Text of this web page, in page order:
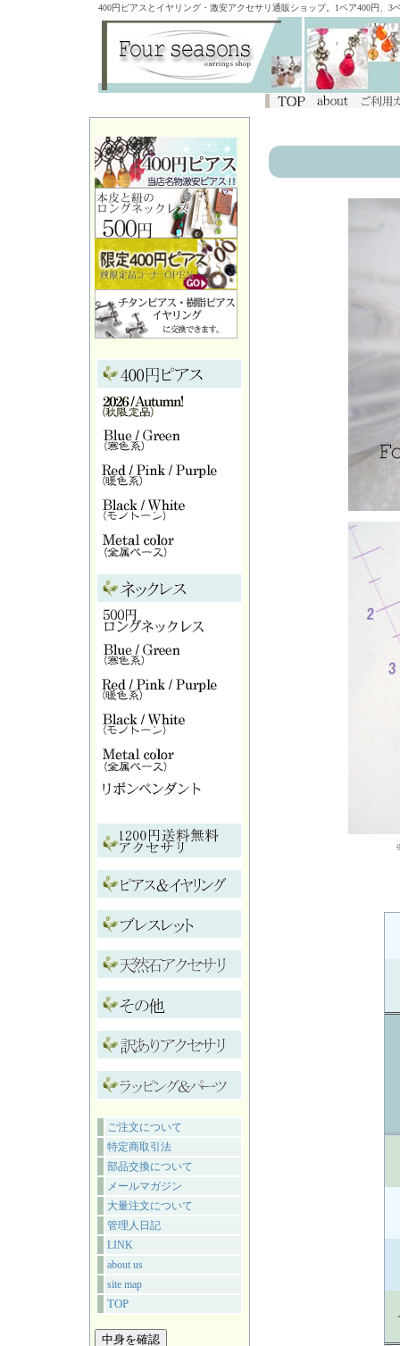
400円ピアスとイヤリング・激安アクセサリ通販ショップ。1ペア400円、
ご注文について
特定商取引法
部品交換について
メールマガジン
大量注文について
管理人日記
LINK
about us
site map
TOP